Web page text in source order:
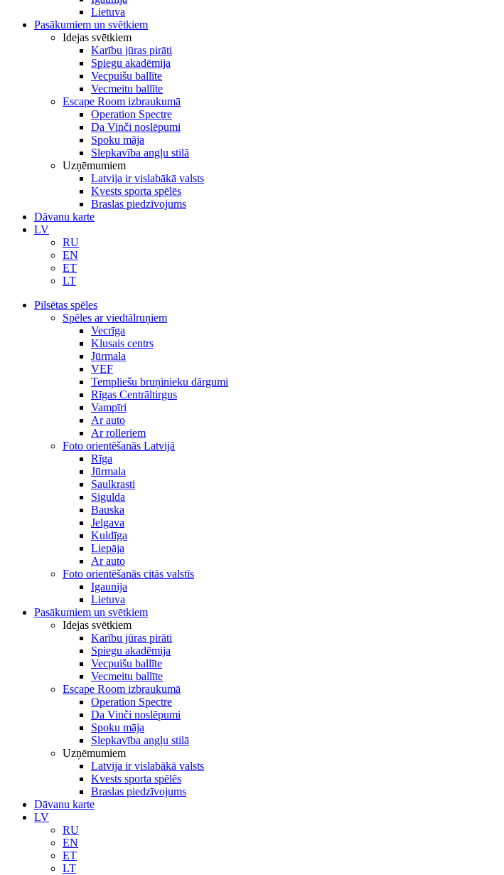
Lietuva
Pasākumiem un svētkiem
Idejas svētkiem
Karību jūras pirāti
Spiegu akadēmija
Vecpuišu ballīte
Vecmeitu ballīte
Escape Room izbraukumā
Operation Spectre
Da Vinči noslēpumi
Spoku māja
Slepkavība angļu stilā
Uzņēmumiem
Latvija ir vislabākā valsts
Kvests sporta spēlēs
Braslas piedzīvojums
Dāvanu karte
LV
RU
EN
ET
LT
Pilsētas spēles
Spēles ar viedtālruņiem
Vecrīga
Klusais centrs
Jūrmala
VEF
Templiešu bruņinieku dārgumi
Rīgas Centrāltirgus
Vampīri
Ar auto
Ar rolleriem
Foto orientēšanās Latvijā
Rīga
Jūrmala
Saulkrasti
Sigulda
Bauska
Jelgava
Kuldīga
Liepāja
Ar auto
Foto orientēšanās citās valstīs
Igaunija
Lietuva
Pasākumiem un svētkiem
Idejas svētkiem
Karību jūras pirāti
Spiegu akadēmija
Vecpuišu ballīte
Vecmeitu ballīte
Escape Room izbraukumā
Operation Spectre
Da Vinči noslēpumi
Spoku māja
Slepkavība angļu stilā
Uzņēmumiem
Latvija ir vislabākā valsts
Kvests sporta spēlēs
Braslas piedzīvojums
Dāvanu karte
LV
RU
EN
ET
LT